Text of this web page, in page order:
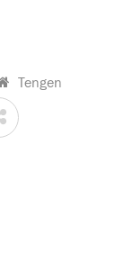
Tengen